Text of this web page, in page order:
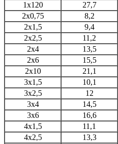
1х120
27,7
2х0,75
8,2
2х1,5
9,4
2х2,5
11,2
2х4
13,5
2х6
15,5
2х10
21,1
3х1,5
10,1
3х2,5
12
3х4
14,5
3х6
16,6
4х1,5
11,1
4х2,5
13,3